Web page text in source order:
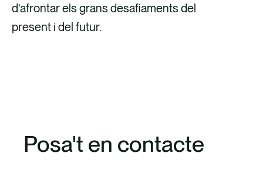
d’afrontar els grans desafiaments del
present i del futur.
Posa't en contacte